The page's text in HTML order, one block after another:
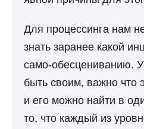
Для процессинга нам
знать заранее какой
само-обесцениванию.
быть своим, важно что
и его можно найти в
то, что каждый из